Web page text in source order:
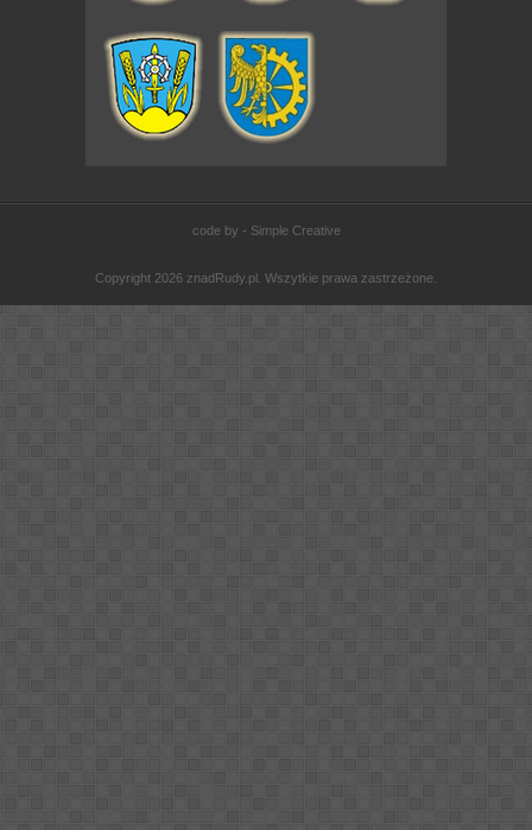
code by - Simple Creative
Copyright 2026 znadRudy.pl. Wszytkie prawa zastrzeżone.